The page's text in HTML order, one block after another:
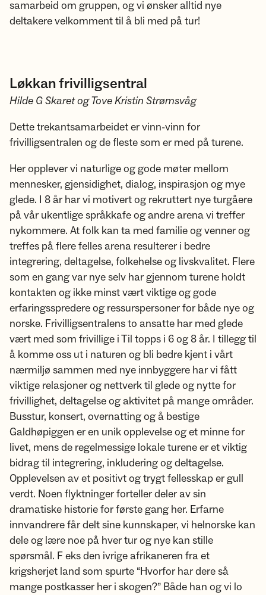
samarbeid om gruppen, og vi ønsker alltid nye
deltakere velkomment til å bli med på tur!
Løkkan frivilligsentral
Hilde G Skaret og Tove Kristin Strømsvåg
Dette trekantsamarbeidet er vinn-vinn for
frivilligsentralen og de fleste som er med på turene.
Her opplever vi naturlige og gode møter mellom
mennesker, gjensidighet, dialog, inspirasjon og mye
glede. I 8 år har vi motivert og rekruttert nye turgåere
på vår ukentlige språkkafe og andre arena vi treffer
nykommere. At folk kan ta med familie og venner og
treffes på flere felles arena resulterer i bedre
integrering, deltagelse, folkehelse og livskvalitet. Flere
som en gang var nye selv har gjennom turene holdt
kontakten og ikke minst vært viktige og gode
erfaringsspredere og ressurspersoner for både nye og
norske. Frivilligsentralens to ansatte har med glede
vært med som frivillige i Til topps i 6 og 8 år. I tillegg til
å komme oss ut i naturen og bli bedre kjent i vårt
nærmiljø sammen med nye innbyggere har vi fått
viktige relasjoner og nettverk til glede og nytte for
frivillighet, deltagelse og aktivitet på mange områder.
Busstur, konsert, overnatting og å bestige
Galdhøpiggen er en unik opplevelse og et minne for
livet, mens de regelmessige lokale turene er et viktig
bidrag til integrering, inkludering og deltagelse.
Opplevelsen av et positivt og trygt fellesskap er gull
verdt. Noen flyktninger forteller deler av sin
dramatiske historie for første gang her. Erfarne
innvandrere får delt sine kunnskaper, vi helnorske kan
dele og lære noe på hver tur og nye kan stille
spørsmål. F eks den ivrige afrikaneren fra et
krigsherjet land som spurte “Hvorfor har dere så
mange postkasser her i skogen?” Både han og vi lo